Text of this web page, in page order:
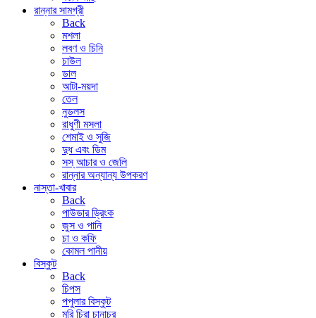
রান্নার সামগ্রী
Back
মশলা
লবণ ও চিনি
চাউল
ডাল
আটা-ময়দা
তেল
নুডলস
রাধুণী মসলা
শেমাই ও সুজি
দুধ এবং ডিম
সস্ আচার ও জেলি
রান্নার অন্যান্য উপকরণ
নাস্তা-খাবার
Back
পাউডার ড্রিংক
জুস ও পানি
চা ও কফি
কোমল পানীয়
বিস্কুট
Back
চিপস
পপুলার বিস্কুট
মুরি চিরা চানাচুর